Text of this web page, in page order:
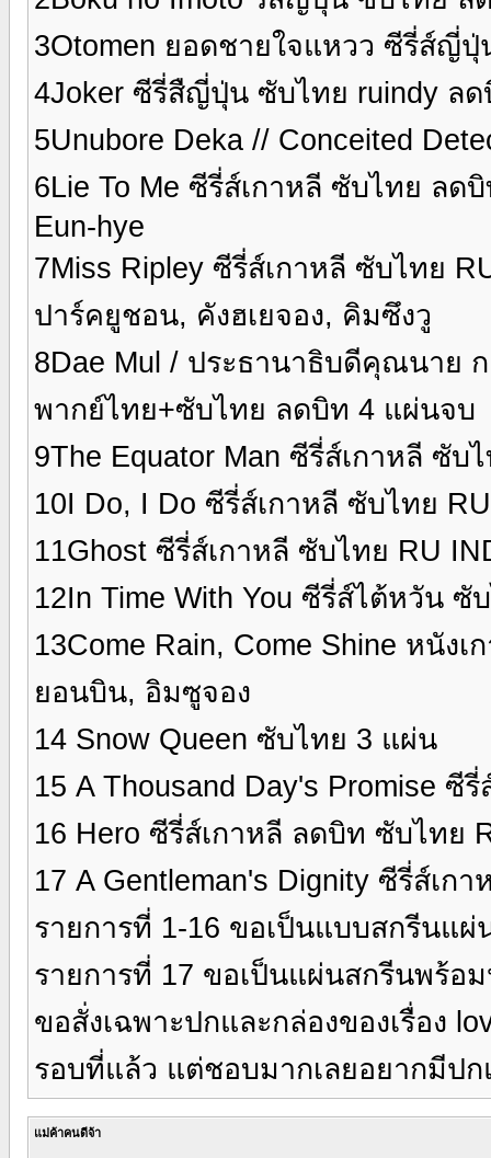
3Otomen ยอดชายใจแหวว ซีรี่ส์ญี่
4Joker ซีรี่สืญี่ปุ่น ซับไทย ruindy ล
5Unubore Deka // Conceited
6Lie To Me ซีรี่ส์เกาหลี ซับไทย ลด
Eun-hye
7Miss Ripley ซีรี่ส์เกาหลี ซับไทย
ปาร์คยูชอน, คังฮเยจอง, คิมซึงวู
8Dae Mul / ประธานาธิบดีคุณนาย
พากย์ไทย+ซับไทย ลดบิท 4 แผ่นจบ
9The Equator Man ซีรี่ส์เกาหลี ซั
10I Do, I Do ซีรี่ส์เกาหลี ซับไทย
11Ghost ซีรี่ส์เกาหลี ซับไทย RU
12In Time With You ซีรี่ส์ไต้หวัน ซั
13Come Rain, Come Shine หนัง
ยอนบิน, อิมซูจอง
14 Snow Queen ซับไทย 3 แผ่น
15 A Thousand Day's Promise
16 Hero ซีรี่ส์เกาหลี ลดบิท ซับไทย
17 A Gentleman's Dignity ซีรี่ส์เ
รายการที่ 1-16 ขอเป็นแบบสกรีนแผ่
รายการที่ 17 ขอเป็นแผ่นสกรีนพร้อ
ขอสั่งเฉพาะปกและกล่องของเรื่อง
รอบที่แล้ว แต่ชอบมากเลยอยากมีปก
แม่ค้าคนดีจ้า